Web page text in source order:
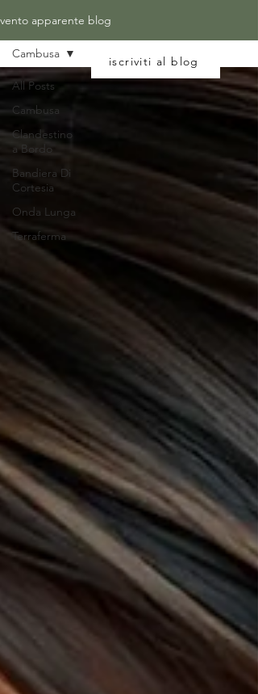
vento apparente blog
All Posts
Cambusa
Clandestino
a Bordo
Bandiera Di
Cortesia
Onda Lunga
Terraferma
Cambusa
iscriviti al blog